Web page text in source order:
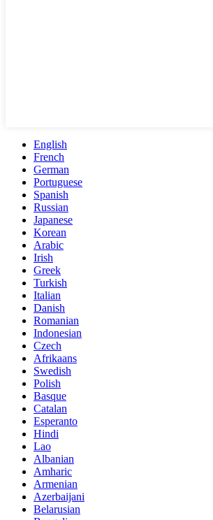
English
French
German
Portuguese
Spanish
Russian
Japanese
Korean
Arabic
Irish
Greek
Turkish
Italian
Danish
Romanian
Indonesian
Czech
Afrikaans
Swedish
Polish
Basque
Catalan
Esperanto
Hindi
Lao
Albanian
Amharic
Armenian
Azerbaijani
Belarusian